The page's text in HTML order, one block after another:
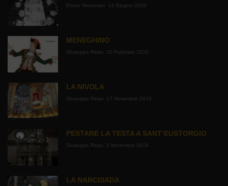
Ettore Veneziani 14 Giugno 2020
MENEGHINO
Giuseppe Reiss 20 Febbraio 2020
LA NIVOLA
Giuseppe Reiss 17 Novembre 2019
PESTARE LA TESTA A SANT’EUSTORGIO
Giuseppe Reiss 2 Novembre 2019
LA NARCISADA